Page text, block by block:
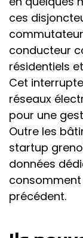
ces
conducteur
résidentiels
Cet
réseaux
pour une
Outre les
startup
données
consomment
précédent.